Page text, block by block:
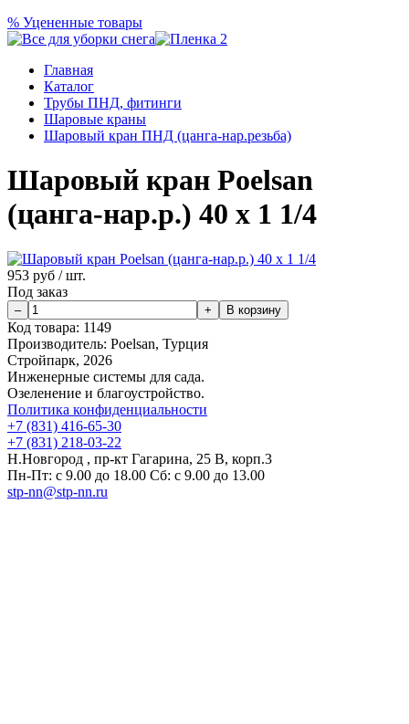
% Уцененные товары
Главная
Каталог
Трубы ПНД, фитинги
Шаровые краны
Шаровый кран ПНД (цанга-нар.резьба)
Шаровый кран Poelsan
(цанга-нар.р.) 40 х 1 1/4
953 руб / шт.
Под заказ
Код товара: 1149
Производитель: Poelsan, Турция
Стройпарк, 2026
Инженерные системы для сада.
Озеленение и благоустройство.
Политика конфиденциальности
+7 (831) 416-65-30
+7 (831) 218-03-22
Н.Новгород , пр-кт Гагарина, 25 В, корп.3
Пн-Пт: с 9.00 до 18.00 Сб: с 9.00 до 13.00
stp-nn@stp-nn.ru